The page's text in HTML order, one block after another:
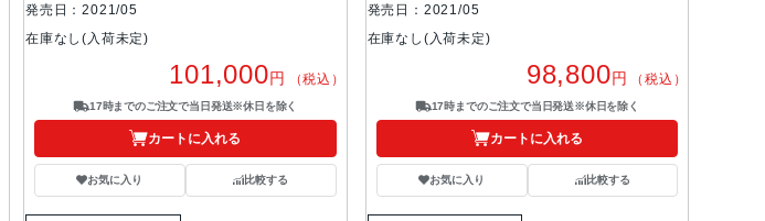
発売日：2021/05
在庫なし(入荷未定)
101,000円 （税込）
17時までのご注文で当日発送※休日を除く
カートに入れる
お気に入り 比較する
発売日：2021/05
在庫なし(入荷未定)
98,800円 （税込）
17時までのご注文で当日発送※休日を除く
カートに入れる
お気に入り 比較する